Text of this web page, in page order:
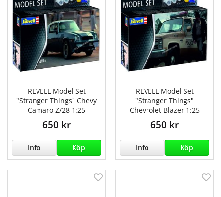
REVELL Model Set
"Stranger Things" Chevy
Camaro Z/28 1:25
650 kr
Info Köp
REVELL Model Set
"Stranger Things"
Chevrolet Blazer 1:25
650 kr
Info Köp